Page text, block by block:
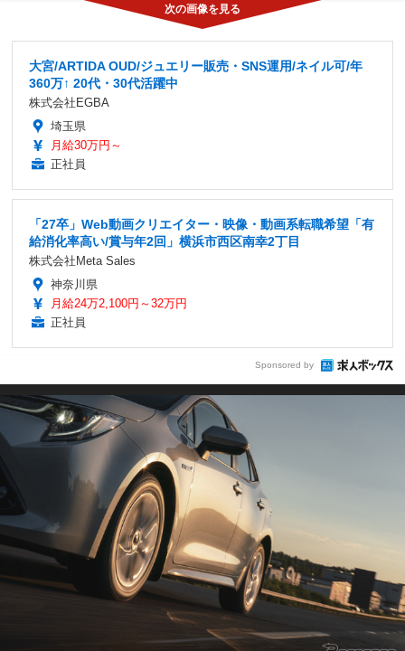
大宮/ARTIDA OUD/ジュエリー販売・SNS運用/ネイル可/年
360万↑ 20代・30代活躍中
株式会社EGBA
埼玉県
月給30万円～
正社員
「27卒」Web動画クリエイター・映像・動画系転職希望「有
給消化率高い/賞与年2回」横浜市西区南幸2丁目
株式会社Meta Sales
神奈川県
月給24万2,100円～32万円
正社員
Sponsored by